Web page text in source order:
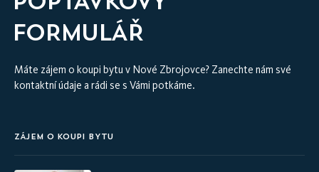
FORMULÁŘ
Máte zájem o koupi bytu v Nové Zbrojovce? Zanechte nám své
kontaktní údaje a rádi se s Vámi potkáme.
ZÁJEM O KOUPI BYTU